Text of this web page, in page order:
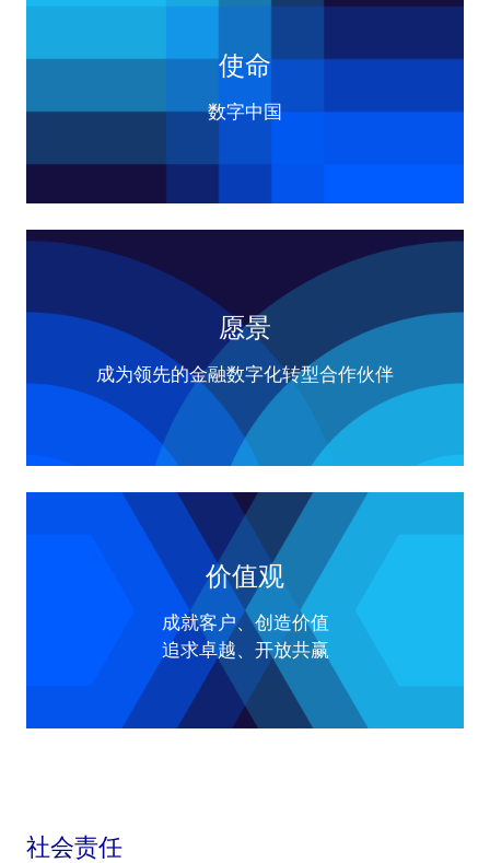
使命
数字中国
愿景
成为领先的金融数字化转型合作伙伴
价值观
成就客户、创造价值
追求卓越、开放共赢
社会责任